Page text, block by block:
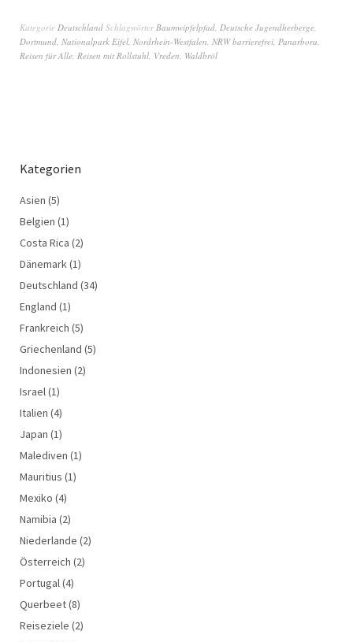
Kategorie Deutschland SchlagwörterBaumwipfelpfad, Deutsche Jugendherberge,
Dortmund, Nationalpark Eifel, Nordrhein-Westfalen, NRW barrierefrei, Panarbora,
Reisen für Alle, Reisen mit Rollstuhl, Vreden, Waldbröl
Kategorien
Asien (5)
Belgien (1)
Costa Rica (2)
Dänemark(1)
Deutschland (34)
England (1)
Frankreich (5)
Griechenland (5)
Indonesien (2)
Israel(1)
Italien (4)
Japan (1)
Malediven (1)
Mauritius (1)
Mexiko (4)
Namibia (2)
Niederlande (2)
Österreich (2)
Portugal(4)
Querbeet(8)
Reiseziele (2)